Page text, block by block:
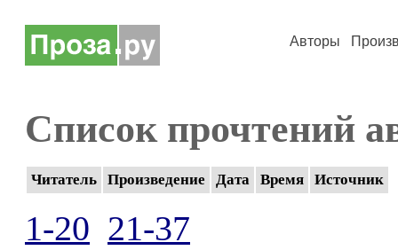
Авторы
Список прочтений
Читатель Произведение Дата Время Источник
1-20 21-37